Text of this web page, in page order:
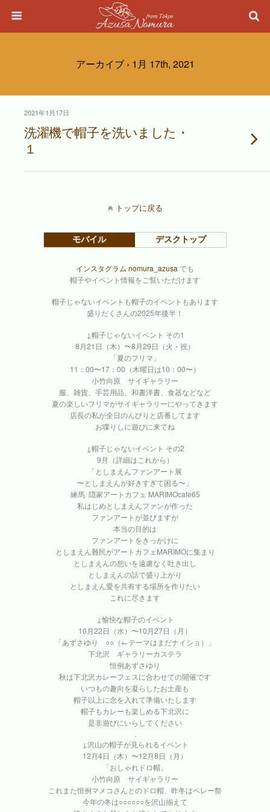
アーカイブ › 1月 17th, 2021
2021年1月17日
洗濯機で帽子を洗いました・
１
トップに戻る
モバイル デスクトップ
インスタグラム nomura_azusa でも
帽子やイベント情報をご覧いただけます
帽子じゃないイベントも帽子のイベントもあります
盛りだくさんの2025年後半！
↓帽子じゃないイベント その1
8月21日（木）〜8月29日（火・祝）
「夏のフリマ」
11：00〜17：00（木曜日は10：00〜）
小竹向原 サイギャラリー
服、雑貨、手芸用品、和書洋書、食器などなど
夏の楽しいフリマがサイギャラリーにやってきます
店長の私が全日のんびりと店番してます
お喋りしに遊びに来てね
↓帽子じゃないイベント その2
9月（詳細はこれから）
「としまえんファンアート展
〜としまえんが好きすぎて困る〜」
練馬 隠家アートカフェ MARIMOcafe65
私はじめとしまえんファンが作った
ファンアートが並びますが
本当の目的は
ファンアートをきっかけに
としまえん難民がアートカフェMARIMOに集まり
としまえんの想いを遠慮なく吐き出し
としまえんの話で盛り上がり
としまえん愛を共有する場所を作りたい
これに尽きます
↓愉快な帽子のイベント
10月22日（水）〜10月27日（月）
「あずさゆり ○○（←テーマはまだナイショ）」
下北沢 ギャラリーカステラ
恒例あずさゆり
秋は下北沢カレーフェスに合わせての開催です
いつもの趣向を凝らしたお土産も
帽子以上に念を入れて準備いたします
帽子もカレーも楽しめる下北沢に
是非遊びにいらしてください
.
↓沢山の帽子が見られるイベント
12月4日（木）〜12月8日（月）
「おしゃれドロ帽」
小竹向原 サイギャラリー
これまた恒例マメコさんとのドロ帽、昨冬はベレー祭
今年の冬は○○○○○○を沢山揃えて